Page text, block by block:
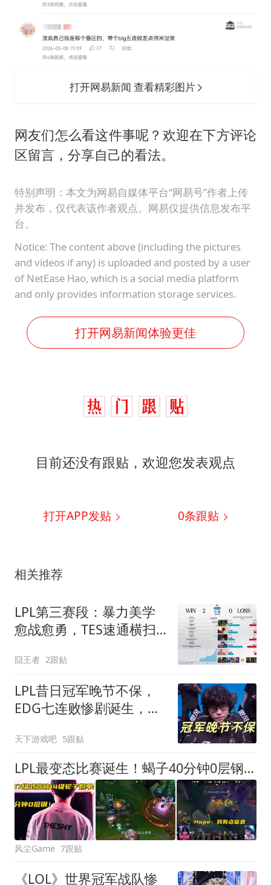
打开网易新闻 查看精彩图片
网友们怎么看这件事呢？欢迎在下方评论
区留言，分享自己的看法。
特别声明：本文为网易自媒体平台“网易号”作者上传
并发布，仅代表该作者观点。网易仅提供信息发布平
台。
Notice: The content above (including the pictures
and videos if any) is uploaded and posted by a user
of NetEase Hao, which is a social media platform
and only provides information storage services.
打开网易新闻体验更佳
目前还没有跟贴，欢迎您发表观点
打开APP发贴 0条跟贴
相关推荐
LPL第三赛段：暴力美学
愈战愈勇，TES速通横扫
囧王者 2跟贴
LPL昔日冠军晚节不保，
EDG七连败惨剧诞生，
天下游戏吧 5跟贴
LPL最变态比赛诞生！蝎子40分钟0层钢，17级武器被14级AD单杀
风尘Game 7跟贴
《LOL》世界冠军战队惨